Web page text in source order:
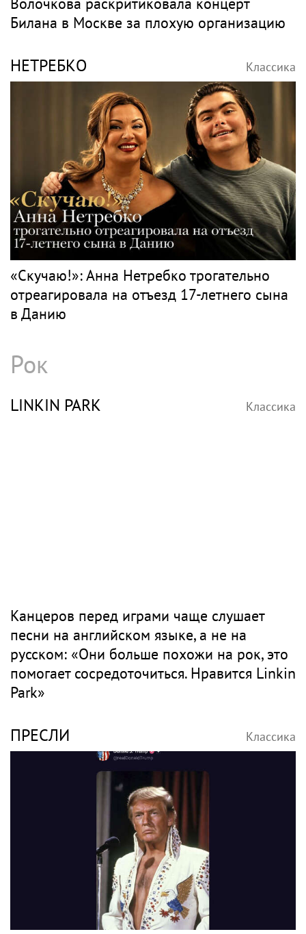
Билана в Москве за плохую организацию
НЕТРЕБКО Классика
«Скучаю!»: Анна Нетребко трогательно
отреагировала на отъезд 17-летнего сына
в Данию
Рок
LINKIN PARK Классика
Канцеров перед играми чаще слушает
песни на английском языке, а не на
русском: «Они больше похожи на рок, это
помогает сосредоточиться. Нравится Linkin
Park»
ПРЕСЛИ Классика